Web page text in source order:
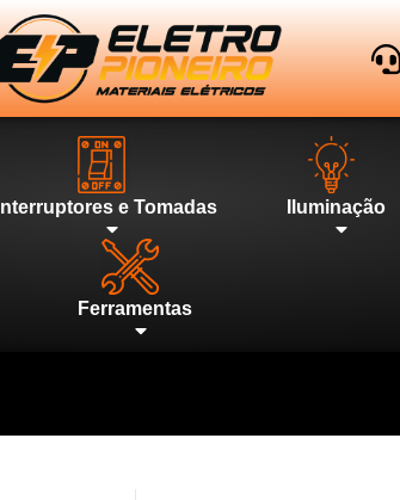
Interruptores e Tomadas Iluminação
Ferramentas